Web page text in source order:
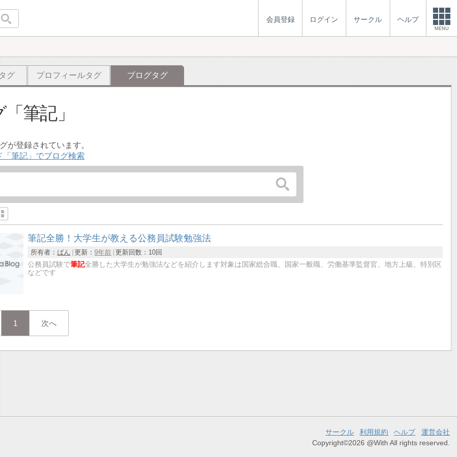
会員登録 ログイン サークル ヘルプ
MENU
グ プロフィールタグ ブログタグ
筆記
が登録されています。
「筆記」でブログ検索
筆記全勝！大学生が教える公務員試験勉強法
所有者： ばん 更新：9年前 更新回数： 10回
公務員試験で筆記全勝した大学生が勉強法などを紹介します対象は国家総合職、国家一般職、労働基準監督官、地方上級、特別区
などです
1 次へ
サークル 利用規約 ヘルプ
運営会社
Copyright©2026 @With All rights reserved.